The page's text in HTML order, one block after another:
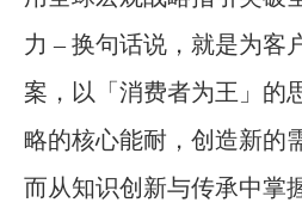
力 –换句话说，就是为客
案，以「消费者为王」的
略的核心能耐，创造新的
而从知识创新与传承中掌